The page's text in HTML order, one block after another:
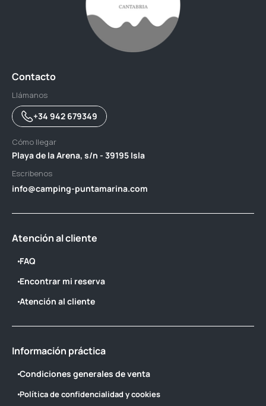
Contacto
Llámanos
+34 942 679349
Cómo llegar
Playa de la Arena, s/n - 39195 Isla
Escribenos
info@camping-puntamarina.com
Atención al cliente
FAQ
Encontrar mi reserva
Atención al cliente
Información práctica
Condiciones generales de venta
Política de confidencialidad y cookies